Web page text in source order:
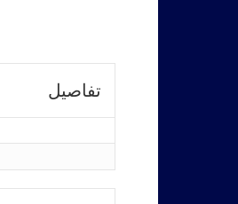
تفاصيل